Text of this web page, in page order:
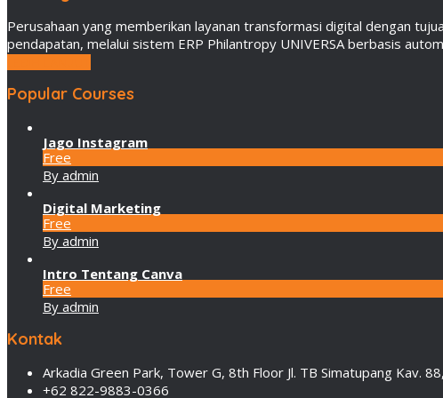
Perusahaan yang memberikan layanan transformasi digital dengan
pendapatan, melalui sistem ERP Philantropy UNIVERSA berbasis
Popular Courses
Jago Instagram
Free
By admin
Digital Marketing
Free
By admin
Intro Tentang Canva
Free
By admin
Kontak
Arkadia Green Park, Tower G, 8th Floor Jl. TB Simatupang Kav.
+62 822-9883-0366